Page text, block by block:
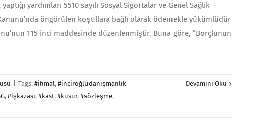
yardımları 5510 sayılı Sosyal Sigortalar ve Genel Sağlık
öngörülen koşullara bağlı olarak ödemekle yükümlüdür
115 inci maddesinde düzenlenmiştir. Buna göre, ”Borçlunun
Tags:#ihmal,#inciroğludanışmanlık
,#işkazası,#kast,#kusur,#sözleşme,
Devamını Oku